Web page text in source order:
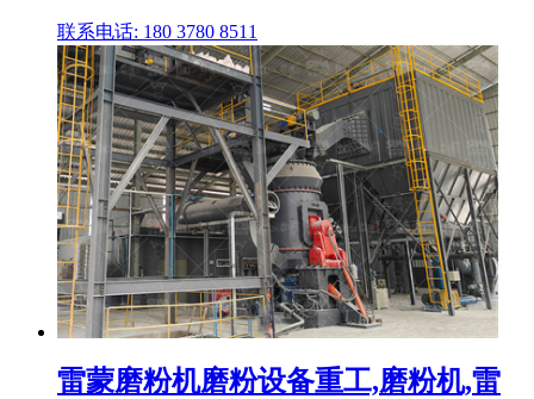
联系电话: 180 3780 8511
雷蒙磨粉机磨粉设备重工,磨粉机,雷